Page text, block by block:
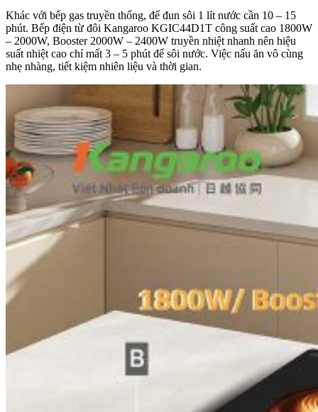
Khác với bếp gas truyền thống, để đun sôi 1 lít nước cần 10 – 15
phút. Bếp điện từ đôi Kangaroo KGIC44D1T công suất cao 1800W
– 2000W, Booster 2000W – 2400W truyền nhiệt nhanh nên hiệu
suất nhiệt cao chỉ mất 3 – 5 phút để sôi nước. Việc nấu ăn vô cùng
nhẹ nhàng, tiết kiệm nhiên liệu và thời gian.